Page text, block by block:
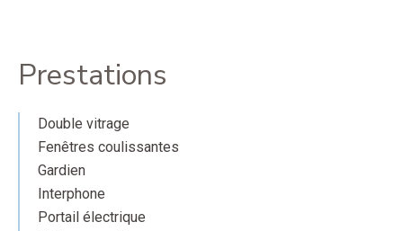
Prestations
Double vitrage
Fenêtres coulissantes
Gardien
Interphone
Portail électrique